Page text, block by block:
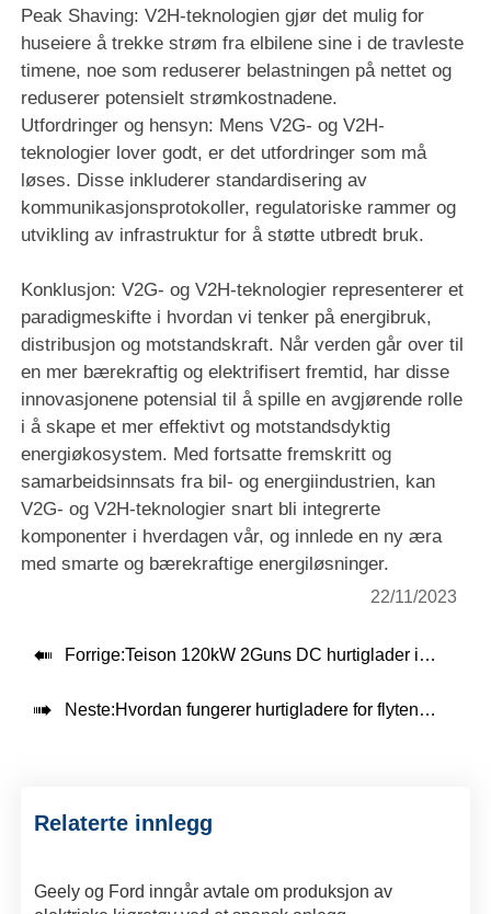
Peak Shaving: V2H-teknologien gjør det mulig for
huseiere å trekke strøm fra elbilene sine i de travleste
timene, noe som reduserer belastningen på nettet og
reduserer potensielt strømkostnadene.
Utfordringer og hensyn: Mens V2G- og V2H-
teknologier lover godt, er det utfordringer som må
løses. Disse inkluderer standardisering av
kommunikasjonsprotokoller, regulatoriske rammer og
utvikling av infrastruktur for å støtte utbredt bruk.
Konklusjon: V2G- og V2H-teknologier representerer et
paradigmeskifte i hvordan vi tenker på energibruk,
distribusjon og motstandskraft. Når verden går over til
en mer bærekraftig og elektrifisert fremtid, har disse
innovasjonene potensial til å spille en avgjørende rolle
i å skape et mer effektivt og motstandsdyktig
energiøkosystem. Med fortsatte fremskritt og
samarbeidsinnsats fra bil- og energiindustrien, kan
V2G- og V2H-teknologier snart bli integrerte
komponenter i hverdagen vår, og innlede en ny æra
med smarte og bærekraftige energiløsninger.
22/11/2023
 Forrige:Teison 120kW 2Guns DC hurtiglader installert i Brasil
 Neste:Hvordan fungerer hurtigladere for flytende kjøling?
Relaterte innlegg
Geely og Ford inngår avtale om produksjon av